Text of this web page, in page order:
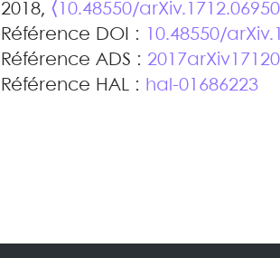
2018,⟨10.48550/
Référence DOI :
10.48550/
Référence ADS :
Référence HAL : hal-01686223